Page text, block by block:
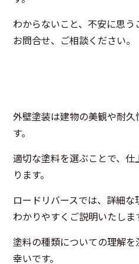
わからないこと、不安に思
お問合せ、ご相談ください。
外壁塗装は建物の美観や耐
す。
適切な塗料を選ぶことで、
ります。
ロードリバースでは、詳細
わかりやすくご説明いたしま
塗料の種類についての理解
幸いです。